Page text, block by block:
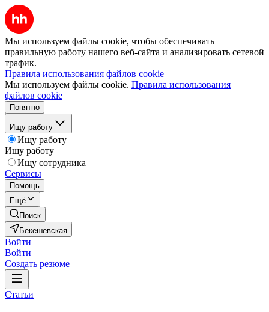
Мы используем файлы cookie, чтобы обеспечивать
правильную работу нашего веб-сайта и анализировать сетевой
трафик.
Правила использования файлов cookie
Мы используем файлы cookie. Правила использования
файлов cookie
Понятно
Ищу работу
Ищу работу
Ищу работу
Ищу сотрудника
Сервисы
Помощь
Ещё
Поиск
Бекешевская
Войти
Войти
Создать резюме
Статьи